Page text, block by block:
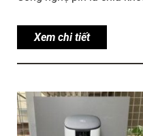
Xem chi tiết